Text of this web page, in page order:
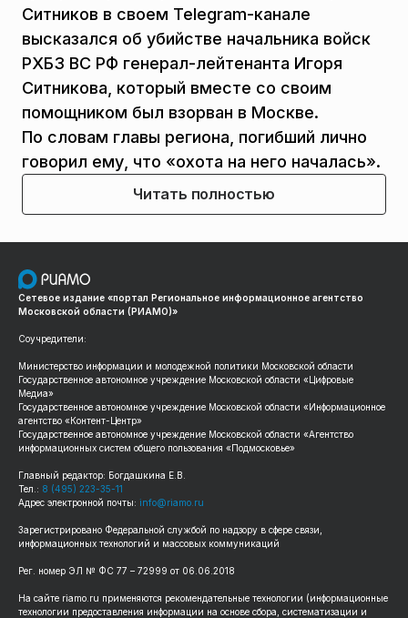
Ситников в своем Telegram-канале
высказался об убийстве начальника войск
РХБЗ ВС РФ генерал-лейтенанта Игоря
Ситникова, который вместе со своим
помощником был взорван в Москве.
По словам главы региона, погибший лично
говорил ему, что «охота на него началась».
Читать полностью
Сетевое издание «портал Региональное информационное агентство
Московской области (РИАМО)»
Соучредители:
Министерство информации и молодежной политики Московской области
Государственное автономное учреждение Московской области «Цифровые
Медиа»
Государственное автономное учреждение Московской области «Информационное
агентство «Контент-Центр»
Государственное автономное учреждение Московской области «Агентство
информационных систем общего пользования «Подмосковье»
Главный редактор: Богдашкина Е.В.
Тел.: 8 (495) 223-35-11
Адрес электронной почты: info@riamo.ru
Зарегистрировано Федеральной службой по надзору в сфере связи,
информационных технологий и массовых коммуникаций
Рег. номер ЭЛ № ФС 77 – 72999 от 06.06.2018
На сайте riamo.ru применяются рекомендательные технологии (информационные
технологии предоставления информации на основе сбора, систематизации и